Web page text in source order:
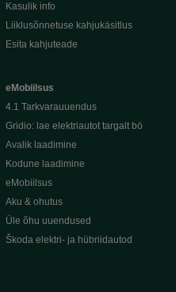
Kasulik info
Liiklusõnnetuse kahjukäsitlus
Esita kahjuteade
eMobiilsus
4.1 Tarkvarauuendus
Gridio: lae elektriautot targalt bö
Avalik laadimine
Kodune laadimine
eMobiilsus
Aku & ohutus
Üle õhu uuendused
Škoda elektri- ja hübriidautod